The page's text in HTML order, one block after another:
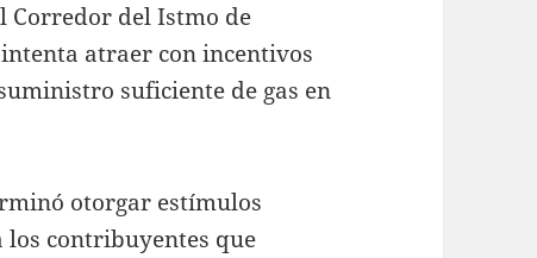
Corredor del Istmo de
atraer con incentivos
suficiente de gas en
otorgar estímulos
los contribuyentes que